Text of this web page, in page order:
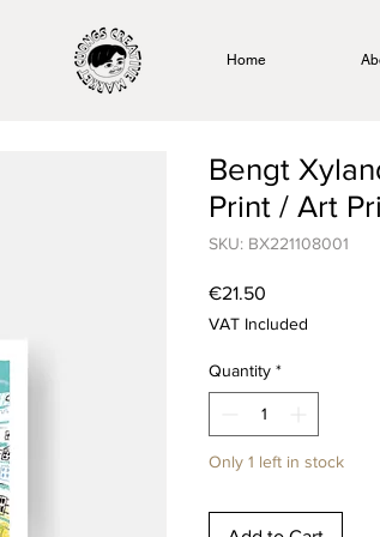
Home
Bengt
Print / Art
SKU: BX221108001
€21.50
VAT Included
Quantity *
Only 1 left in stock